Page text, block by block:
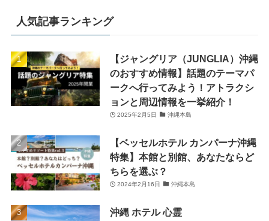
人気記事ランキング
【ジャングリア（JUNGLIA）沖縄
のおすすめ情報】話題のテーマパ
ークへ行ってみよう！アトラクシ
ョンと周辺情報を一挙紹介！
2025年2月5日 沖縄本島
【ベッセルホテル カンパーナ沖縄
特集】本館と別館、あなたならど
ちらを選ぶ？
2024年2月16日 沖縄本島
沖縄 ホテル 心霊